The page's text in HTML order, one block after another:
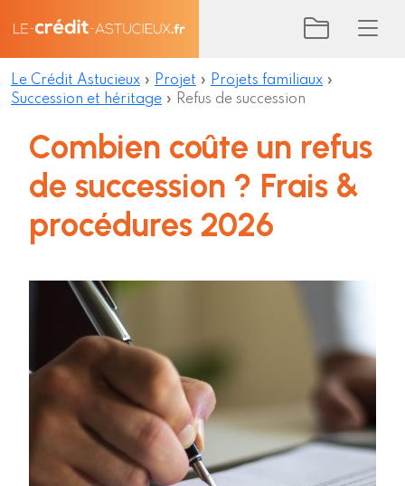
Le Crédit Astucieux » Projet » Projets familiaux »
Succession et héritage » Refus de succession
Combien coûte un refus
de succession ? Frais &
procédures 2026